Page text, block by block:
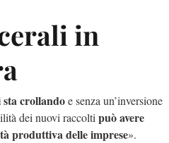
in
sta crollandoe senza un’inversione
dei nuovi raccolti può avere
produttiva delle imprese».